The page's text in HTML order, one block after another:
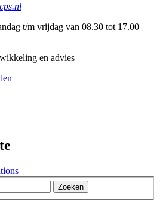
t/m vrijdag van 08.30 tot 17.00
en advies
Zoeken